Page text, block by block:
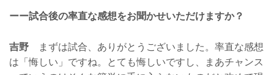
ーー試合後の率直な感想をお聞かせいただけますか？
吉野 まずは試合、ありがとうございました。率直な感想
は「悔しい」ですね。とても悔しいですし、まあチャンス